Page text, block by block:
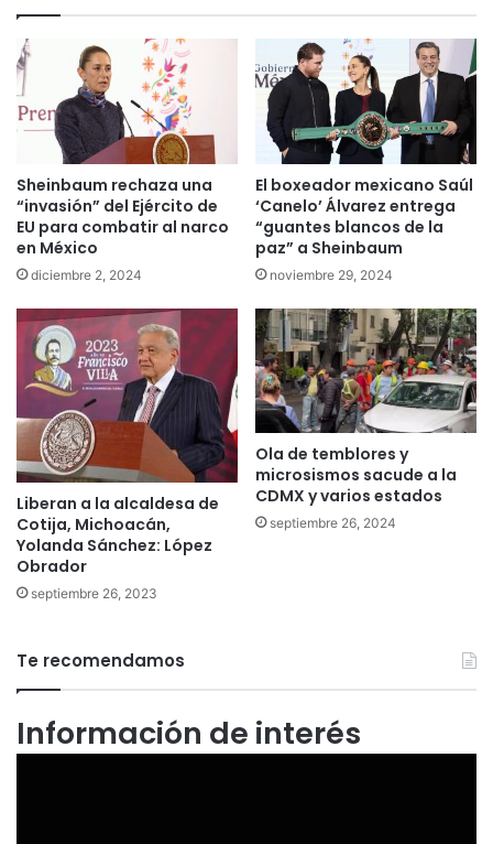
Sheinbaum rechaza una
“invasión” del Ejército de
EU para combatir al narco
en México
diciembre 2, 2024
El boxeador mexicano Saúl
‘Canelo’ Álvarez entrega
“guantes blancos de la
paz” a Sheinbaum
noviembre 29, 2024
Liberan a la alcaldesa de
Cotija, Michoacán,
Yolanda Sánchez: López
Obrador
septiembre 26, 2023
Ola de temblores y
microsismos sacude a la
CDMX y varios estados
septiembre 26, 2024
Te recomendamos
Información de interés